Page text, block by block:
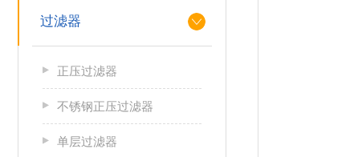
过滤器
正压过滤器
不锈钢正压过滤器
单层过滤器